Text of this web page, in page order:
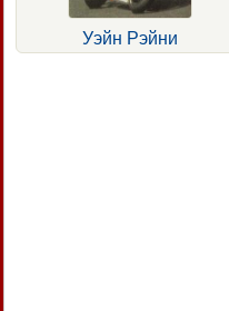
Уэйн Рэйни